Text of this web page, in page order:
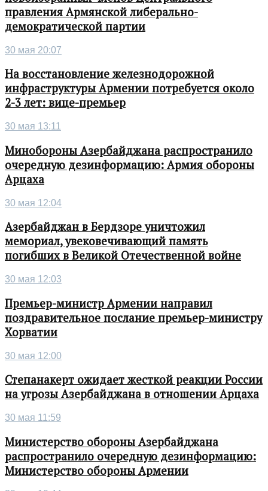
правления Армянской либерально-
демократической партии
30 мая 20:07
На восстановление железнодорожной
инфраструктуры Армении потребуется около
2-3 лет: вице-премьер
30 мая 13:11
Минобороны Азербайджана распространило
очередную дезинформацию: Армия обороны
Арцаха
30 мая 12:04
Азербайджан в Бердзоре уничтожил
мемориал, увековечивающий память
погибших в Великой Отечественной войне
30 мая 12:03
Премьер-министр Армении направил
поздравительное послание премьер-министру
Хорватии
30 мая 12:00
Степанакерт ожидает жесткой реакции России
на угрозы Азербайджана в отношении Арцаха
30 мая 11:59
Министерство обороны Азербайджана
распространило очередную дезинформацию:
Министерство обороны Армении